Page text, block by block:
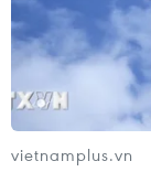
vietnamplus.vn